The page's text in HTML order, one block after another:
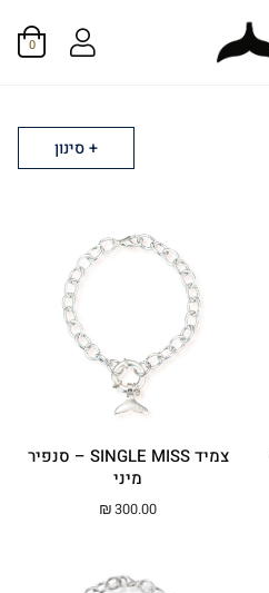
0
סינון
צמיד SINGLE MISS – סנפיר
מיני
₪300.00